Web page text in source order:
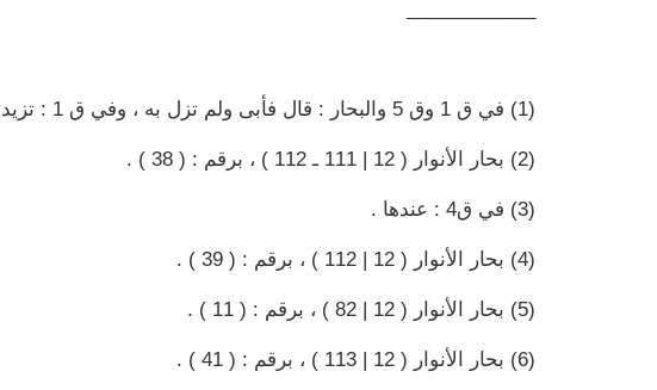
(1) في ق 1 وق 5 والبحار : قال فأبى ولم تزل به ، وفي ق 1 : تزيده على النزول ، وفي ق 3 : وهي تريده على النزول .
(2) بحار الأنوار ( 12 | 111 ـ 112 ) ، برقم : ( 38 ) .
(3) في ق4 : عندها .
(4) بحار الأنوار ( 12 | 112 ) ، برقم : ( 39 ) .
(5) بحار الأنوار ( 12 | 82 ) ، برقم : ( 11 ) .
(6) بحار الأنوار ( 12 | 113 ) ، برقم : ( 41 ) .